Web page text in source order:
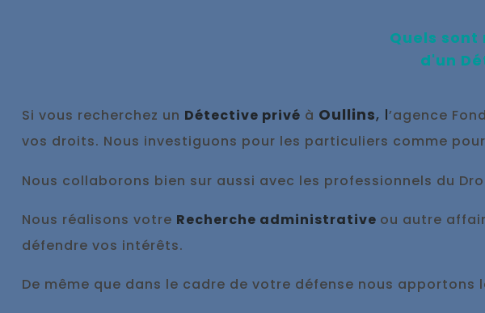
Quels sont
d'un
Si vous recherchez un Détective privé à Oullins, l’agence
vos droits. Nous investiguons pour les particuliers comme
Nous collaborons bien sur aussi avec les professionnels du
Nous réalisons votre Recherche administrative ou autre
défendre vos intérêts.
De même que dans le cadre de votre défense nous apportons